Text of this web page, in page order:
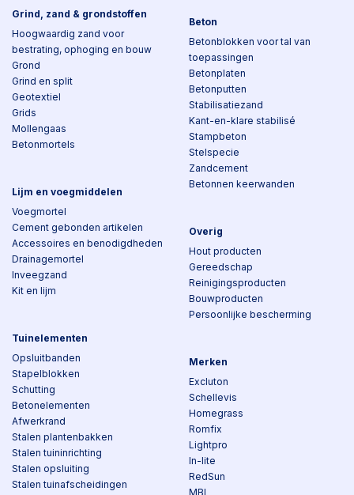
Grind, zand & grondstoffen
Hoogwaardig zand voor
bestrating, ophoging en bouw
Grond
Grind en split
Geotextiel
Grids
Mollengaas
Betonmortels
Lijm en voegmiddelen
Voegmortel
Cement gebonden artikelen
Accessoires en benodigdheden
Drainagemortel
Inveegzand
Kit en lijm
Tuinelementen
Opsluitbanden
Stapelblokken
Schutting
Betonelementen
Afwerkrand
Stalen plantenbakken
Stalen tuininrichting
Stalen opsluiting
Stalen tuinafscheidingen
Beton
Betonblokken voor tal van
toepassingen
Betonplaten
Betonputten
Stabilisatiezand
Kant-en-klare stabilisé
Stampbeton
Stelspecie
Zandcement
Betonnen keerwanden
Overig
Hout producten
Gereedschap
Reinigingsproducten
Bouwproducten
Persoonlijke bescherming
Merken
Excluton
Schellevis
Homegrass
Romfix
Lightpro
In-lite
RedSun
MBI